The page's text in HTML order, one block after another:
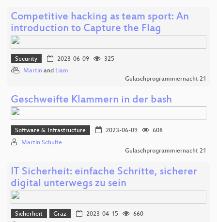
Competitive hacking as team sport: An
introduction to Capture the Flag
Security 2023-06-09
325
Martin and Liam
Gulaschprogrammiernacht 21
Geschweifte Klammern in der bash
Software & Infrastructure 2023-06-09
608
Martin Schulte
Gulaschprogrammiernacht 21
IT Sicherheit: einfache Schritte, sicherer
digital unterwegs zu sein
Sicherheit Graz 2023-04-15 660